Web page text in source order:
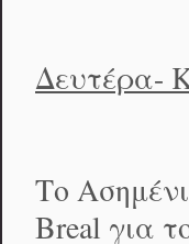
Δευτέρα-
Το
Breal για